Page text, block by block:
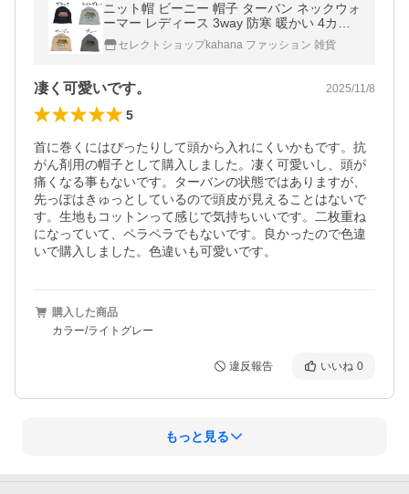
ニット帽 ビーニー 帽子 ターバン ネックウォ
ーマー レディース 3way 防寒 暖かい 4カラ
ー セレクトショップkahana ファッション 雑貨
凄く可愛いです。 2025/11/8
5
首に巻くにはぴったりして頭から入れにくいかもです。抗
がん剤用の帽子として購入しました。凄く可愛いし、頭が
痛くなる事もないです。ターバンの状態ではありますが、
先っぽはきゅっとしているので頭皮が見えることはないで
す。生地もコットンって感じで気持ちいいです。二枚重ね
になっていて、ペラペラでもないです。良かったので色違
いで購入しました。色違いも可愛いです。
購入した商品
カラー/ライトグレー
違反報告 いいね 0
もっと見る